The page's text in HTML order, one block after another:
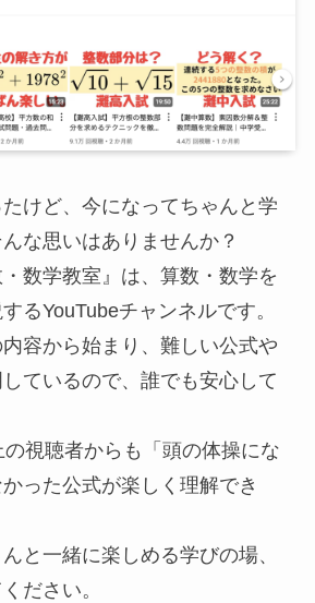
たけど、今になってちゃんと学
な思いはありませんか？
・数学教室』は、算数・数学を
るYouTubeチャンネルです。
容から始まり、難しい公式や
ているので、誰でも安心して
視聴者からも「頭の体操にな
った公式が楽しく理解でき
と一緒に楽しめる学びの場、
ださい。